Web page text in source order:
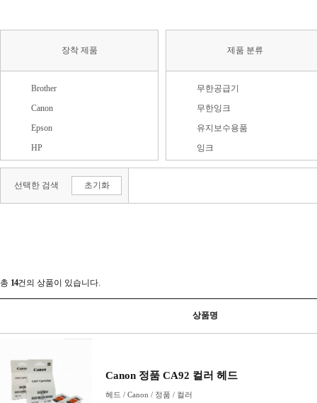
장착 제품
Brother
Canon
Epson
HP
LG전자
기타
제품 분류
무한공급기
무한잉크
유지보수용품
잉크
충전용품
선택한 검색 초기화